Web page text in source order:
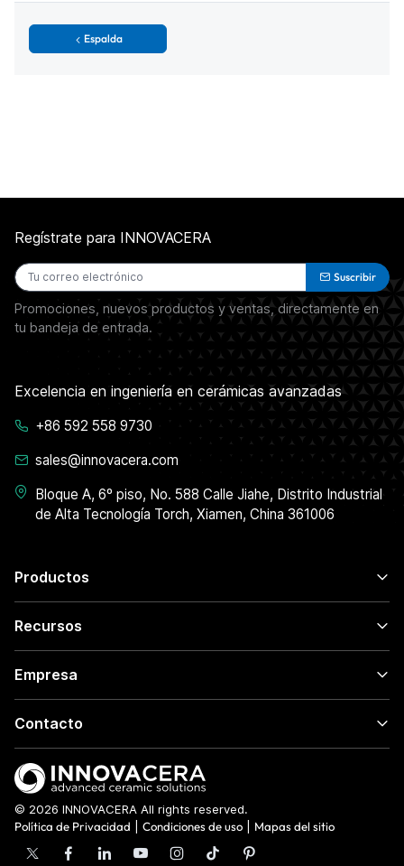
Espalda
Productos
Recursos
Empresa
Contacto
Regístrate para INNOVACERA
Suscribir
Promociones, nuevos productos y ventas, directamente en
tu bandeja de entrada.
Excelencia en ingeniería en cerámicas avanzadas
+86 592 558 9730
sales@innovacera.com
Bloque A, 6º piso, No. 588 Calle Jiahe, Distrito Industrial
de Alta Tecnología Torch, Xiamen, China 361006
© 2026 INNOVACERA All rights reserved.
Política de Privacidad
Condiciones de uso Mapas del sitio